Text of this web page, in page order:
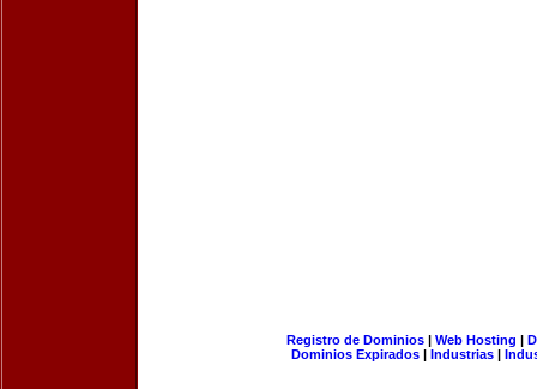
Registro de Dominios| Web Hosting |
Dominios Expirados | Industrias |